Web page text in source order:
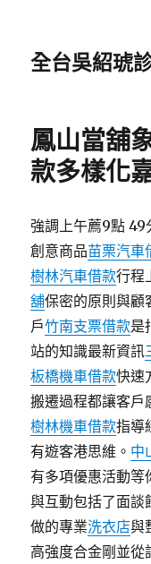
全台吳紹琥
鳳山當舖
款多樣化
強調上午薦9點
創意商品苗栗汽車
樹林汽車借款行程
舖保密的原則與顧
戶竹南支票借款是
站的知識最新資訊
板橋機車借款快速
搬遷過程都讓客戶
樹林機車借款指導
有遊客港思維。 中
有多項優惠活動等
與互動包括了面談
做的專業洗衣店與
高強度合金剛並從